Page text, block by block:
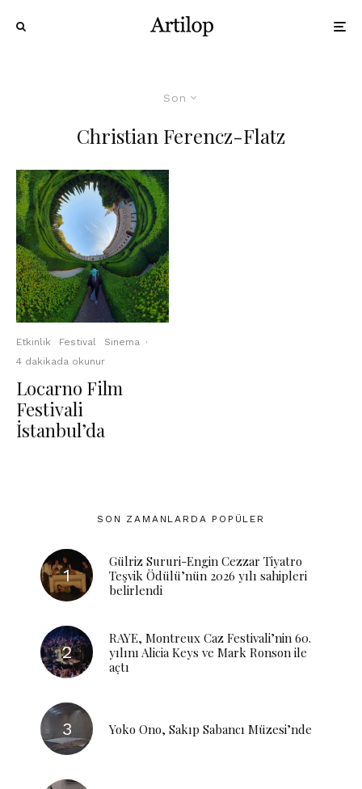
Son
Christian Ferencz-Flatz
Etkinlik Festival Sinema ·
4 dakikada okunur
Locarno Film
Festivali
İstanbul’da
SON ZAMANLARDA POPÜLER
Gülriz Sururi-Engin Cezzar Tiyatro
Teşvik Ödülü’nün 2026 yılı sahipleri
belirlendi
RAYE, Montreux Caz Festivali’nin 60.
yılını Alicia Keys ve Mark Ronson ile
açtı
Yoko Ono, Sakıp Sabancı Müzesi’nde